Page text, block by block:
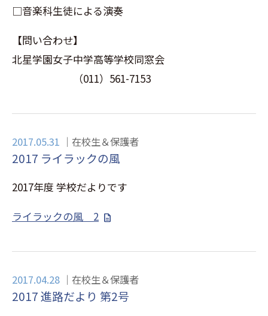
□音楽科生徒による演奏
【問い合わせ】
北星学園女子中学高等学校同窓会
（011）561-7153
2017.05.31 在校生＆保護者
2017 ライラックの風
2017年度 学校だよりです
ライラックの風 2
2017.04.28 在校生＆保護者
2017 進路だより 第2号